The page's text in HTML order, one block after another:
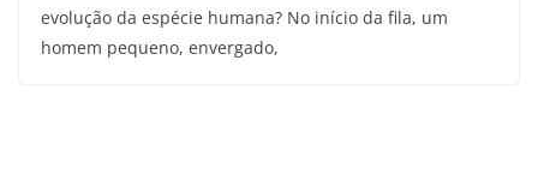
evolução da espécie humana? No início da fila, um
homem pequeno, envergado,